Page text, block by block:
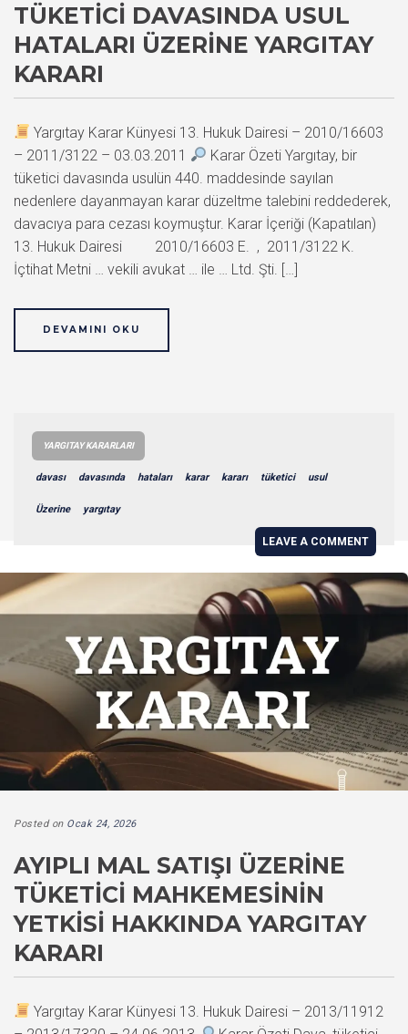
TÜKETICI DAVASINDA USUL
HATALARI ÜZERINE YARGITAY
KARARI
Yargıtay Karar Künyesi 13. Hukuk Dairesi – 2010/16603
– 2011/3122 – 03.03.2011
Karar Özeti Yargıtay, bir
tüketici davasında usulün 440. maddesinde sayılan
nedenlere dayanmayan karar düzeltme talebini reddederek,
davacıya para cezası koymuştur. Karar İçeriği (Kapatılan)
13. Hukuk Dairesi 2010/16603 E. , 2011/3122 K.
İçtihat Metni … vekili avukat … ile … Ltd. Şti. […]
DEVAMINI OKU
YARGITAY KARARLARI
davası davasında hataları karar kararı tüketici usul
Üzerine yargıtay
LEAVE A COMMENT
Posted on Ocak 24, 2026
AYIPLI MAL SATIŞI ÜZERINE
TÜKETICI MAHKEMESININ
YETKISI HAKKINDA YARGITAY
KARARI
Yargıtay Karar Künyesi 13. Hukuk Dairesi – 2013/11912